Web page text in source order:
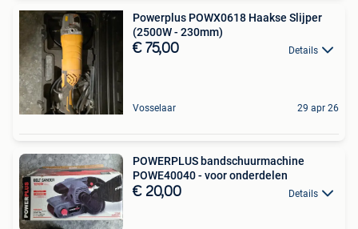
Powerplus POWX0618 Haakse Slijper
(2500W - 230mm)
€ 75,00 Details
Vosselaar 29 apr 26
POWERPLUS bandschuurmachine
POWE40040 - voor onderdelen
€ 20,00 Details